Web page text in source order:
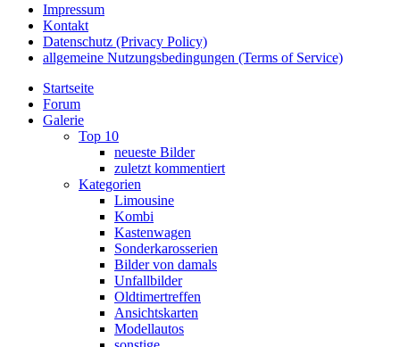
Impressum
Kontakt
Datenschutz (Privacy Policy)
allgemeine Nutzungsbedingungen (Terms of Service)
Startseite
Forum
Galerie
Top 10
neueste Bilder
zuletzt kommentiert
Kategorien
Limousine
Kombi
Kastenwagen
Sonderkarosserien
Bilder von damals
Unfallbilder
Oldtimertreffen
Ansichtskarten
Modellautos